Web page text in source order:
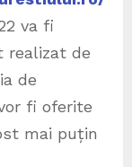
va fi
realizat de
de
fi oferite
mai puțin